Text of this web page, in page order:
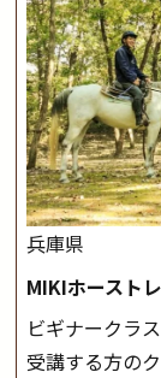
兵庫県
MIKIホースト
ビギナークラ
受講する方の